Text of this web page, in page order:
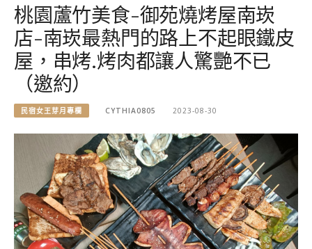
桃園蘆竹美食-御苑燒烤屋南崁
店-南崁最熱門的路上不起眼鐵皮
屋，串烤.烤肉都讓人驚艷不已
（邀約）
民宿女王芽月專欄 CYTHIA0805 2023-08-30